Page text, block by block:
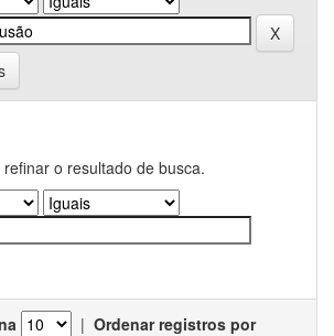
o resultado de busca.
| Ordenar registros por